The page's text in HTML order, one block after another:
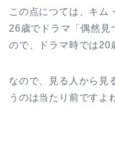
この点につては、キム
26歳でドラマ「偶然見
ので、ドラマ時では20
なので、見る人から見
うのは当たり前ですよ